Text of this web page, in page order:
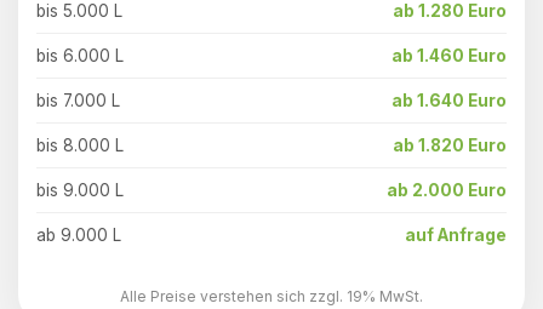
bis 5.000 L ab 1.280 Euro
bis 6.000 L ab 1.460 Euro
bis 7.000 L ab 1.640 Euro
bis 8.000 L ab 1.820 Euro
bis 9.000 L ab 2.000 Euro
ab 9.000 L auf Anfrage
Alle Preise verstehen sich zzgl. 19% MwSt.